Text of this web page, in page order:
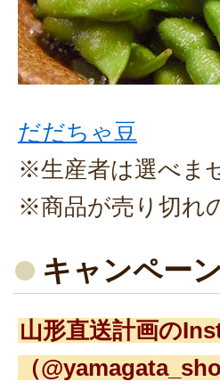
だだちゃ豆
※生産者は選べま
※商品が売り切れ
キャンペー
山形直送計画の
（